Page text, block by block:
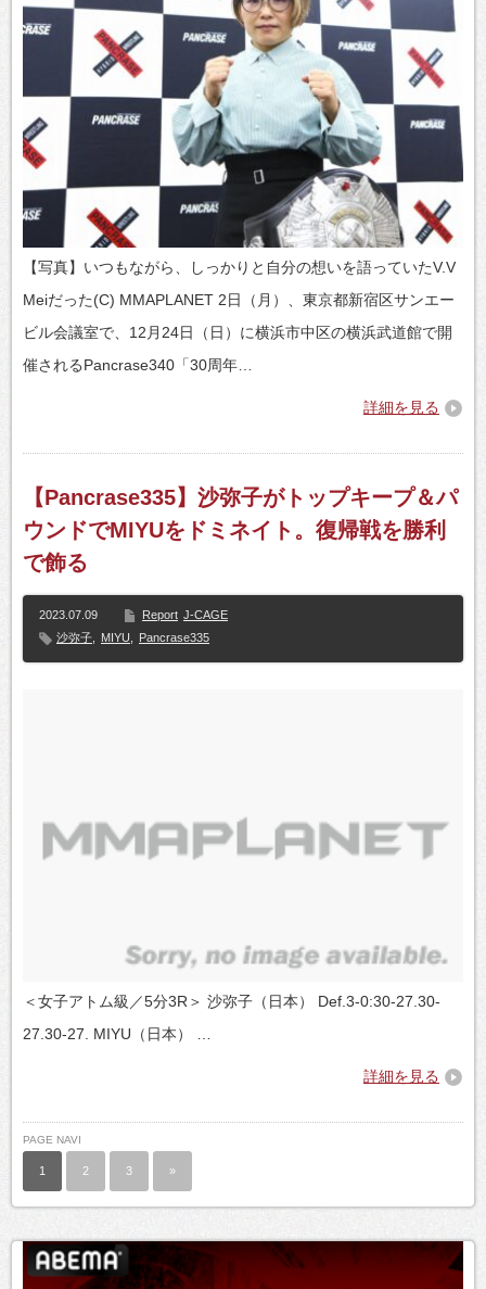
【写真】いつもながら、しっかりと自分の想いを語っていたV.V
Meiだった(C) MMAPLANET 2日（月）、東京都新宿区サンエー
ビル会議室で、12月24日（日）に横浜市中区の横浜武道館で開
催されるPancrase340「30周年…
詳細を見る
【Pancrase335】沙弥子がトップキープ＆パ
ウンドでMIYUをドミネイト。復帰戦を勝利
で飾る
2023.07.09 Report J-CAGE
沙弥子
MIYU Pancrase335
＜女子アトム級／5分3R＞ 沙弥子（日本） Def.3-0:30-27.30-
27.30-27. MIYU（日本） …
詳細を見る
PAGE NAVI
1 2 3 »